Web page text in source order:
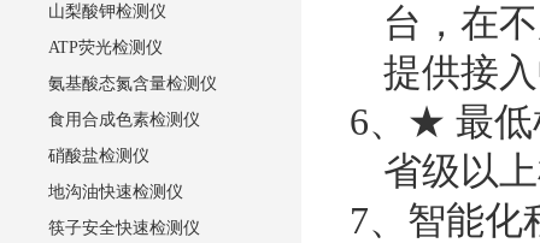
山梨酸钾检测仪
ATP荧光检测仪
氨基酸态氮含量检测仪
食用合成色素检测仪
硝酸盐检测仪
地沟油快速检测仪
筷子安全快速检测仪
台，在
提供接
6、★ 最低
省级以
7、智能化